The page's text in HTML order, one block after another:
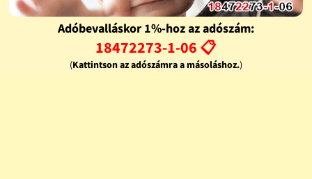
Adóbevalláskor 1%-hoz az adószám:
18472273-1-06 📋
(Kattintson az adószámra a másoláshoz.)